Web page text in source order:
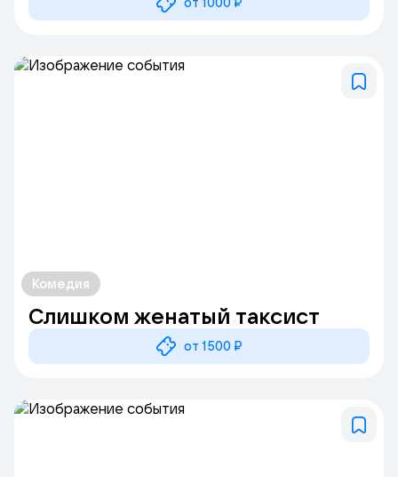
Комедия
Слишком женатый таксист
от 1500 ₽